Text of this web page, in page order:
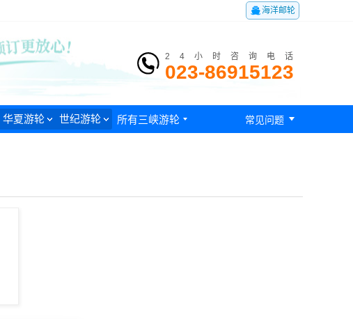
海洋邮轮
24小时咨询电话
023-86915123
华夏游轮 世纪游轮 所有三峡游轮  常见问题 